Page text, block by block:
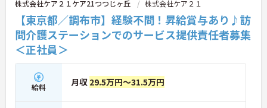
株式会社ケア２１ケア21つつじヶ丘 株式会社ケア２１
【東京都／調布市】経験不問！昇給賞与あり♪訪
問介護ステーションでのサービス提供責任者募集
＜正社員＞
給料 月収 29.5万円～31.5万円